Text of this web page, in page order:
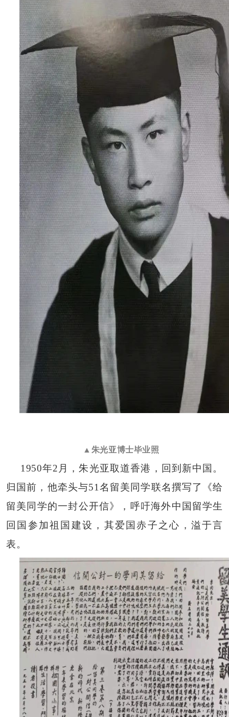
▲朱光亚博士毕业照
1950年2月，朱光亚取道香港，回到新中国。
归国前，他牵头与51名留美同学联名撰写了《给
留美同学的一封公开信》，呼吁海外中国留学生
回国参加祖国建设，其爱国赤子之心，溢于言
表。